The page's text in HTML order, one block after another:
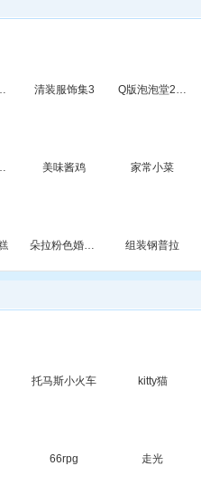
2无敌版 清装服饰集3 Q版泡泡堂2中文版
卡车2 美味酱鸡 家常小菜
朵拉粉色婚礼布置 组装钢普拉
托马斯小火车 kitty猫
66rpg 走光